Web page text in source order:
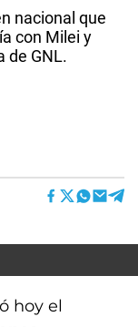
nacional que
con Milei y
de GNL.
hoy el